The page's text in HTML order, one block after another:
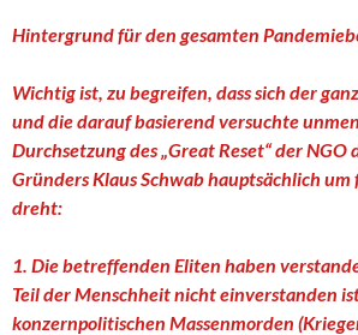
Hintergrund für den gesamten
Wichtig ist, zu begreifen, dass sich der
und die darauf basierend versuchte
Durchsetzung des „Great Reset“ der NGO
Gründers Klaus Schwab hauptsächlich
dreht:
1. Die betreffenden Eliten haben
Teil der Menschheit nicht einverstanden
konzernpolitischen Massenmorden